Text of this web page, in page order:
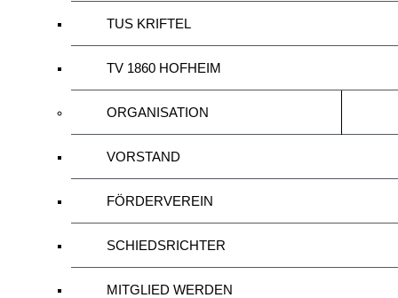
TUS KRIFTEL
TV 1860 HOFHEIM
ORGANISATION
VORSTAND
FÖRDERVEREIN
SCHIEDSRICHTER
MITGLIED WERDEN